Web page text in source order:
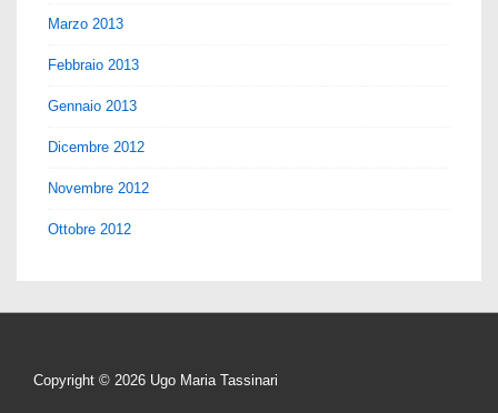
Marzo 2013
Febbraio 2013
Gennaio 2013
Dicembre 2012
Novembre 2012
Ottobre 2012
Copyright © 2026 Ugo Maria Tassinari